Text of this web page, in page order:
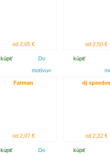
od 2,05 €
kúpiť
Do
motívu»
od 2,50 €
kúpiť
Fatman
od 2,07 €
kúpiť
Do
dj speedee
od 2,22 €
kúpiť